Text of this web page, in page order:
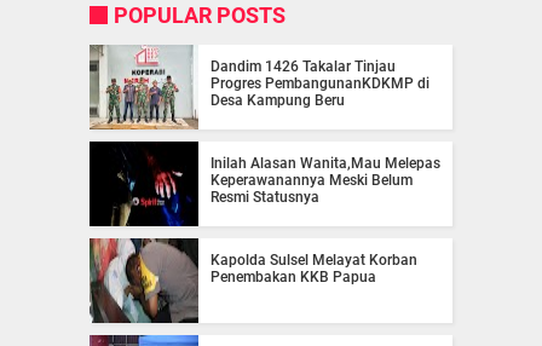
POPULAR POSTS
Dandim 1426 Takalar Tinjau
Progres PembangunanKDKMP di
Desa Kampung Beru
Inilah Alasan Wanita,Mau Melepas
Keperawanannya Meski Belum
Resmi Statusnya
Kapolda Sulsel Melayat Korban
Penembakan KKB Papua